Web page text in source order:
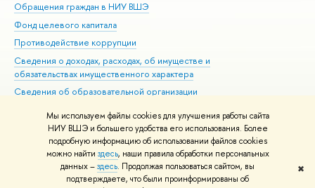
Мы используем файлы cookies для улучшения работы сайта
НИУ ВШЭ и большего удобства его использования. Более
подробную информацию об использовании файлов cookies
можно найти здесь, наши правила обработки персональных
данных –здесь. Продолжая пользоваться сайтом, вы
подтверждаете, что были проинформированы об
✖
Обращения граждан в НИУ ВШЭ
Фонд целевого капитала
Противодействие коррупции
Сведения о доходах, расходах, об имуществе и
обязательствах имущественного характера
Сведения об образовательной организации
Людям с ограниченными возможностями здоровья
Единая платежная страница
Работа в Вышке